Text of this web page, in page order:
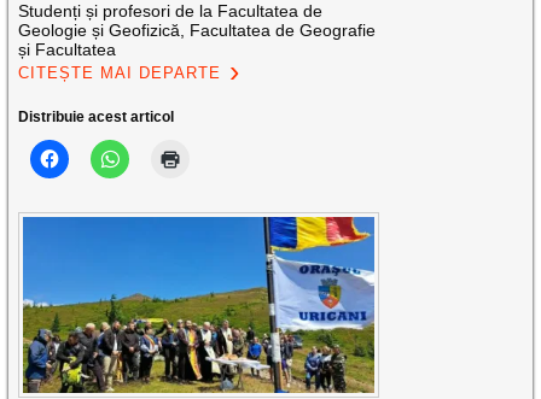
Studenți și profesori de la Facultatea de
Geologie și Geofizică, Facultatea de Geografie
și Facultatea
CITEȘTE MAI DEPARTE
Distribuie acest articol